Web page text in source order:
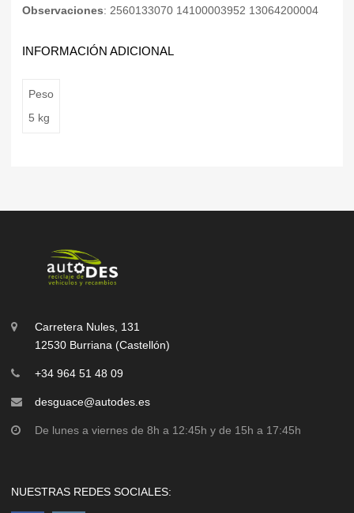
Observaciones: 2560133070 14100003952 13064200004
INFORMACIÓN ADICIONAL
Peso
5 kg
Carretera Nules, 131
12530 Burriana (Castellón)
+34 964 51 48 09
desguace@autodes.es
De lunes a viernes de 8h a 12:45h y de 15h a 17:45h
NUESTRAS REDES SOCIALES: